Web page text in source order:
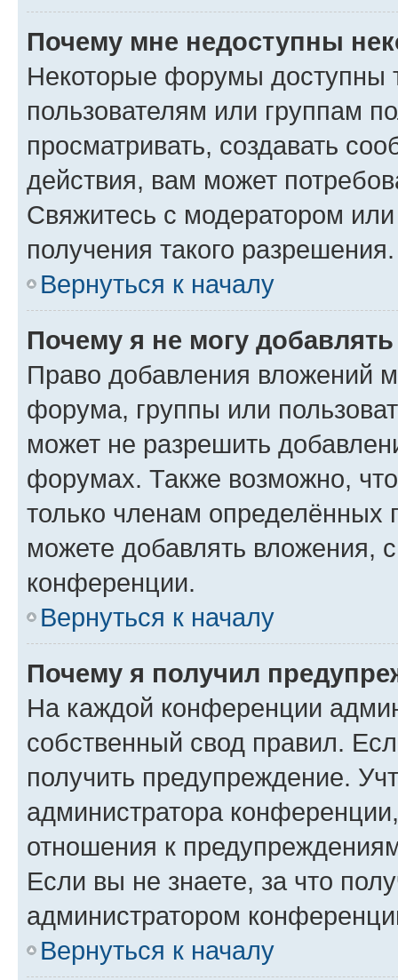
Почему мне недоступны
Некоторые форумы доступны
пользователям или группам
просматривать, создавать
действия, вам может
Свяжитесь с модератором
получения такого разрешения.
Вернуться к началу
Почему я не могу
Право добавления вложений
форума, группы или
может не разрешить
форумах. Также возможно,
только членам определённых
можете добавлять вложения,
конференции.
Вернуться к началу
Почему я получил
На каждой конференции
собственный свод правил.
получить предупреждение.
администратора
отношения к
Если вы не знаете, за что
администратором
Вернуться к началу